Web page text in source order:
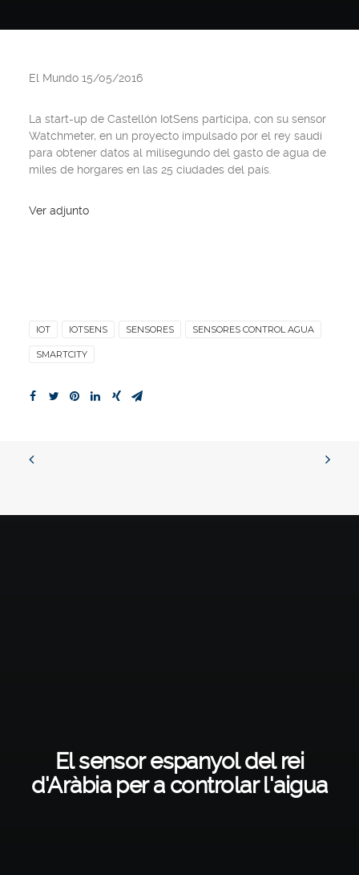
El Mundo 15/05/2016
La start-up de Castellón IotSens participa, con su sensor
Watchmeter, en un proyecto impulsado por el rey saudí
para obtener datos al milisegundo del gasto de agua de
miles de horgares en las 25 ciudades del país.
Ver adjunto
IOT IOTSENS SENSORES SENSORES CONTROL AGUA
SMARTCITY
El sensor espanyol del rei
d'Aràbia per a controlar l'aigua